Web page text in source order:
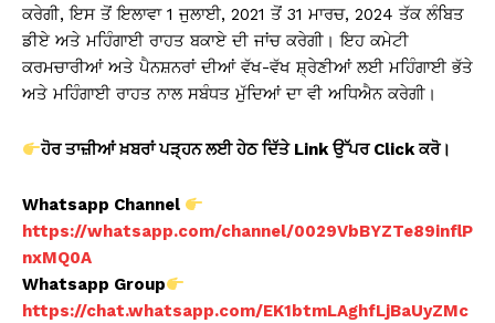
ਕਰੇਗੀ, ਇਸ ਤੋਂ ਇਲਾਵਾ 1 ਜੁਲਾਈ, 2021 ਤੋਂ 31 ਮਾਰਚ, 2024 ਤੱਕ ਲੰਬਿਤ
ਡੀਏ ਅਤੇ ਮਹਿੰਗਾਈ ਰਾਹਤ ਬਕਾਏ ਦੀ ਜਾਂਚ ਕਰੇਗੀ। ਇਹ ਕਮੇਟੀ
ਕਰਮਚਾਰੀਆਂ ਅਤੇ ਪੈਨਸ਼ਨਰਾਂ ਦੀਆਂ ਵੱਖ-ਵੱਖ ਸ਼੍ਰੇਣੀਆਂ ਲਈ ਮਹਿੰਗਾਈ ਭੱਤੇ
ਅਤੇ ਮਹਿੰਗਾਈ ਰਾਹਤ ਨਾਲ ਸਬੰਧਤ ਮੁੱਦਿਆਂ ਦਾ ਵੀ ਅਧਿਐਨ ਕਰੇਗੀ।
ਹੋਰ ਤਾਜ਼ੀਆਂ ਖ਼ਬਰਾਂ ਪੜ੍ਹਨ ਲਈ ਹੇਠ ਦਿੱਤੇ Link ਉੱਪਰ Click ਕਰੋ।
Whatsapp Channel
https://whatsapp.com/channel/0029VbBYZTe89inflP
nxMQ0A
Whatsapp Group
https://chat.whatsapp.com/EK1btmLAghfLjBaUyZMc